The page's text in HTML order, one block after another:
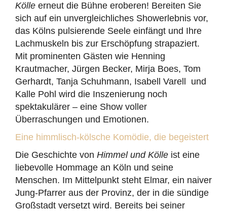
Kölle erneut die Bühne eroberen! Bereiten Sie
sich auf ein unvergleichliches Showerlebnis vor,
das Kölns pulsierende Seele einfängt und Ihre
Lachmuskeln bis zur Erschöpfung strapaziert.
Mit prominenten Gästen wie Henning
Krautmacher, Jürgen Becker, Mirja Boes, Tom
Gerhardt, Tanja Schuhmann, Isabell Varell und
Kalle Pohl wird die Inszenierung noch
spektakulärer – eine Show voller
Überraschungen und Emotionen.
Eine himmlisch-kölsche Komödie, die begeistert
Die Geschichte von Himmel und Kölle ist eine
liebevolle Hommage an Köln und seine
Menschen. Im Mittelpunkt steht Elmar, ein naiver
Jung-Pfarrer aus der Provinz, der in die sündige
Großstadt versetzt wird. Bereits bei seiner